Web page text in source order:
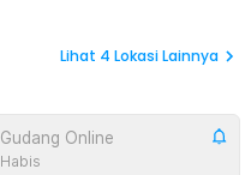
Lihat 4 Lokasi Lainnya
Gudang Online
Habis